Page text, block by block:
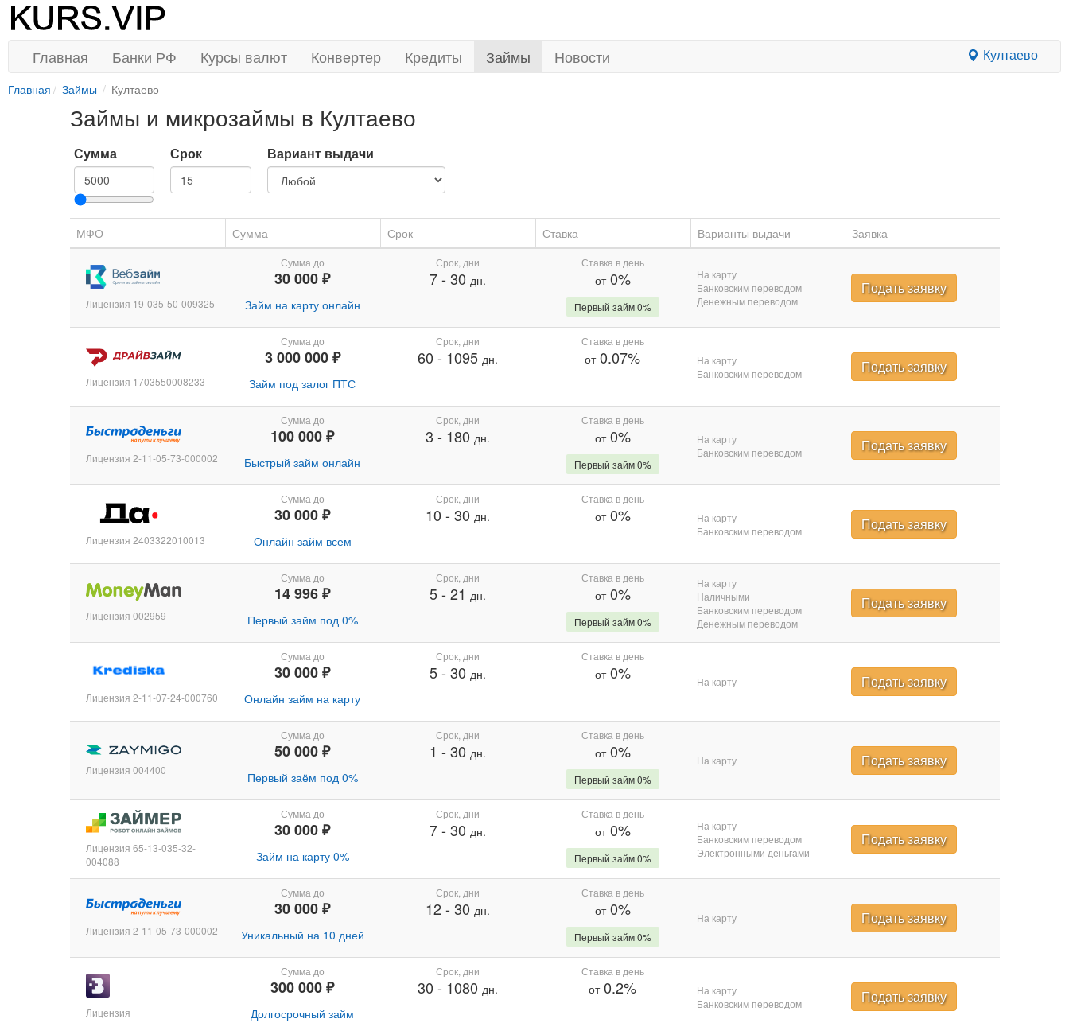
Главная Банки РФ Курсы валют Конвертер Кредиты Займы Новости Култаево
Главная Займы Култаево
Займы и микрозаймы в Култаево
Сумма Срок Вариант выдачи
МФО Сумма Срок Ставка Варианты выдачи Заявка
Лицензия 19-035-50-009325
Сумма до
30 000 ₽
Займ на карту онлайн
Срок, дни
7- 30 дн.
Ставка в день
от0%
Первый займ 0%
На карту
Банковским переводом
Денежным переводом
Подать заявку
Лицензия 1703550008233
Сумма до
3 000 000 ₽
Займ под залог ПТС
Срок, дни
60 - 1095 дн.
Ставка в день
от0.07%
На карту
Банковским переводом
Подать заявку
Лицензия 2-11-05-73-000002
Сумма до
100 000 ₽
Быстрый займ онлайн
Срок, дни
3 - 180 дн.
Ставка в день
от0%
Первый займ 0%
На карту
Банковским переводом
Подать заявку
Лицензия 2403322010013
Сумма до
30 000 ₽
Онлайн займ всем
Срок, дни
10 - 30 дн.
Ставка в день
от0%
На карту
Банковским переводом
Подать заявку
Лицензия 002959
Сумма до
14 996 ₽
Первый займ под 0%
Срок, дни
5- 21 дн.
Ставка в день
от0%
Первый займ 0%
На карту
Наличными
Банковским переводом
Денежным переводом
Подать заявку
Лицензия 2-11-07-24-000760
Сумма до
30 000 ₽
Онлайн займ на карту
Срок, дни
5- 30 дн.
Ставка в день
от0% На карту Подать заявку
Лицензия 004400
Сумма до
50 000 ₽
Первый заём под 0%
Срок, дни
1 - 30 дн.
Ставка в день
от0%
Первый займ 0%
На карту Подать заявку
Лицензия 65-13-035-32-
004088
Сумма до
30 000 ₽
Займ на карту 0%
Срок, дни
7- 30 дн.
Ставка в день
от0%
Первый займ 0%
На карту
Банковским переводом
Электронными деньгами
Подать заявку
Лицензия 2-11-05-73-000002
Сумма до
30 000 ₽
Уникальный на 10 дней
Срок, дни
12- 30 дн.
Ставка в день
от0%
Первый займ 0%
На карту Подать заявку
Лицензия
Сумма до
300 000 ₽
Долгосрочный займ
Срок, дни
30 - 1080 дн.
Ставка в день
от0.2%
На карту
Банковским переводом
Подать заявку